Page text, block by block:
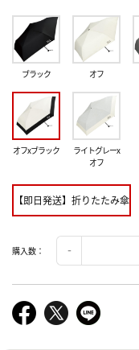
ブラック オフ
オフxブラック
ライトグレーx
オフ
【即日発送】折りたたみ傘
購入数：